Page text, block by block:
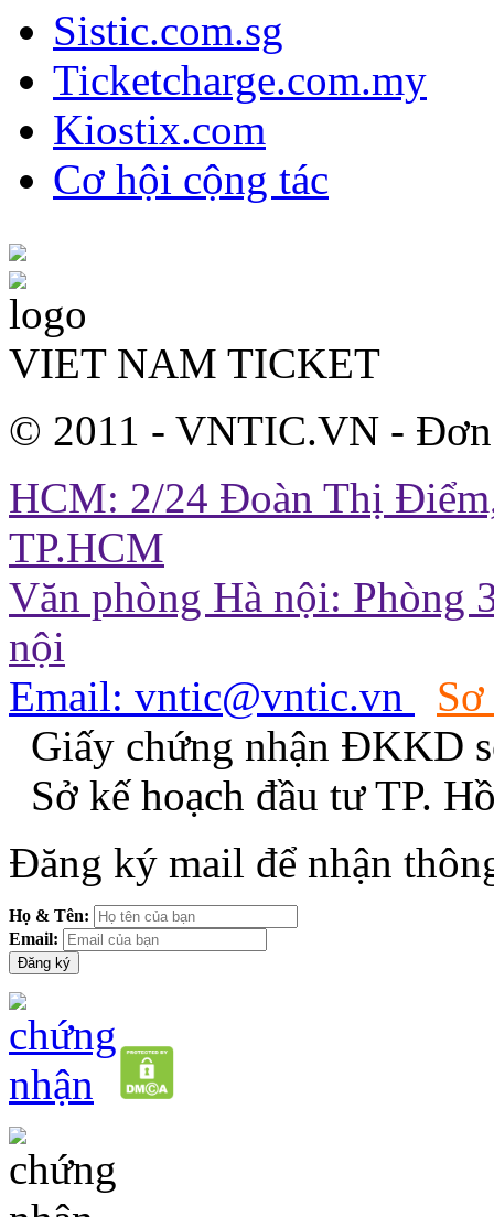
Sistic.com.sg
Ticketcharge.com.my
Kiostix.com
Cơ hội cộng tác
VIET NAM TICKET
© 2011 - VNTIC.VN -
HCM: 2/24 Đoàn Thị
TP.HCM
Văn phòng Hà nội: Phòng
nội
Email: vntic@vntic.vn
Giấy chứng nhận ĐKKD
Sở kế hoạch đầu tư TP.
Đăng ký mail để nhận
Họ & Tên:
Email: